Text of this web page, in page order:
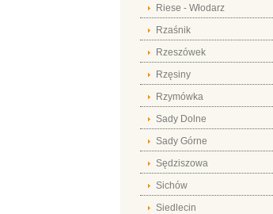
Riese - Włodarz
Rzaśnik
Rzeszówek
Rzęsiny
Rzymówka
Sady Dolne
Sady Górne
Sędziszowa
Sichów
Siedlecin